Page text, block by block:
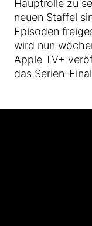
Hauptrolle zu
neuen Staffel
Episoden
wird nun
Apple TV+
das Serien-